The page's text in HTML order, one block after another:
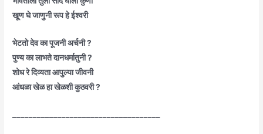
खूण घे जाणुनी रूप हे ईश्वरी
भेटतो देव का पूजनी अर्चनी ?
पुण्य का लाभते दानधर्मातुनी ?
शोध रे दिव्यता आपुल्या जीवनी
आंधळा खेळ हा खेळशी कुठवरी ?